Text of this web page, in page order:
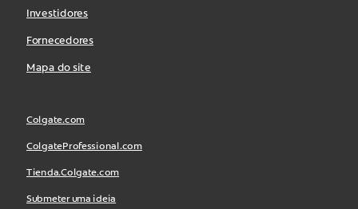
Investidores
Fornecedores
Mapa do site
Colgate.com
ColgateProfessional.com
Tienda.Colgate.com
Submeter uma ideia